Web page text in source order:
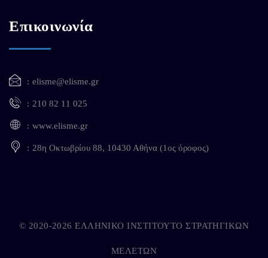
Επικοινωνία
elisme@elisme.gr
210 82 11 025
www.elisme.gr
28η Οκτωβρίου 88, 10430 Αθήνα (1ος όροφος)
© 2020-2026 ΕΛΛΗΝΙΚΟ ΙΝΣΤΙΤΟΥΤΟ ΣΤΡΑΤΗΓΙΚΩΝ
ΜΕΛΕΤΩΝ